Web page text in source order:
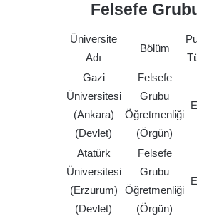
Felsefe
Üniversite
Adı
Bölüm
Gazi
Üniversitesi
(Ankara)
(Devlet)
Felsefe
Grubu
Öğretmenliği
(Örgün)
Atatürk
Üniversitesi
(Erzurum)
(Devlet)
Felsefe
Grubu
Öğretmenliği
(Örgün)